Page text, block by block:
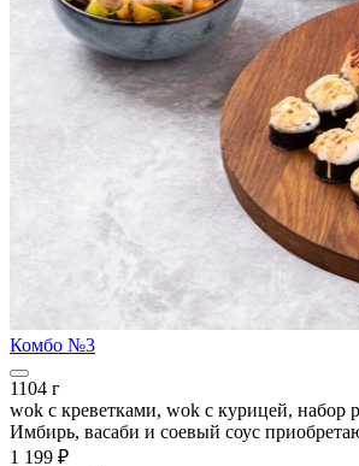
Комбо №3
1104 г
wok с креветками, wok с курицей, набор
Имбирь, васаби и соевый соус
1 199 ₽